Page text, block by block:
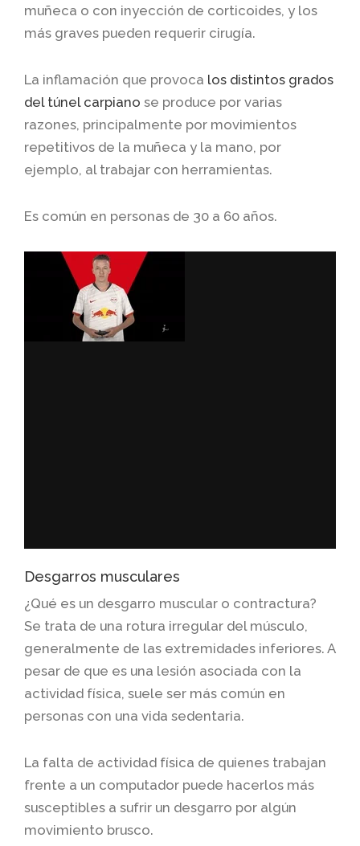
muñeca o con inyección de corticoides, y los
más graves pueden requerir cirugía.
La inflamación que provoca los distintos grados
del túnel carpiano se produce por varias
razones, principalmente por movimientos
repetitivos de la muñeca y la mano, por
ejemplo, al trabajar con herramientas.
Es común en personas de 30 a 60 años.
Desgarros musculares
¿Qué es un desgarro muscular o contractura?
Se trata de una rotura irregular del músculo,
generalmente de las extremidades inferiores. A
pesar de que es una lesión asociada con la
actividad física, suele ser más común en
personas con una vida sedentaria.
La falta de actividad física de quienes trabajan
frente a un computador puede hacerlos más
susceptibles a sufrir un desgarro por algún
movimiento brusco.